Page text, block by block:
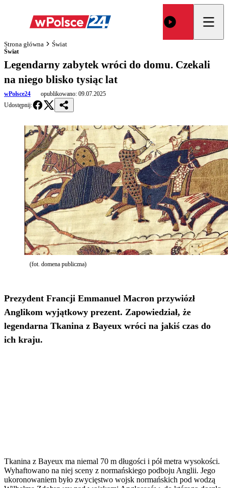
Strona główna Świat
Świat
Legendarny zabytek wróci do domu. Czekali
na niego blisko tysiąc lat
wPolsce24 opublikowano: 09.07.2025
Udostępnij:
(fot. domena publiczna)
Prezydent Francji Emmanuel Macron przywiózł
Anglikom wyjątkowy prezent. Zapowiedział, że
legendarna Tkanina z Bayeux wróci na jakiś czas do
ich kraju.
Tkanina z Bayeux ma niemal 70 m długości i pół metra wysokości.
Wyhaftowano na niej sceny z normańskiego podboju Anglii. Jego
ukoronowaniem było zwycięstwo wojsk normańskich pod wodzą